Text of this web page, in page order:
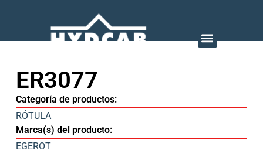
ER3077
Categoría de productos:
RÓTULA
Marca(s) del producto:
EGEROT